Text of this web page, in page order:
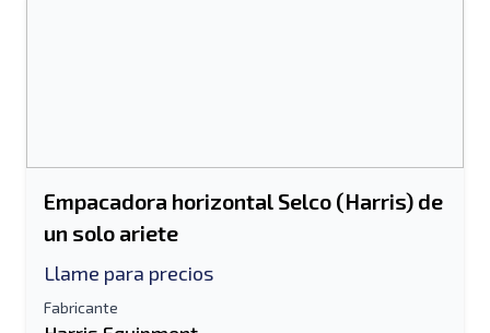
Empacadora horizontal Selco (Harris) de
un solo ariete
Llame para precios
Fabricante